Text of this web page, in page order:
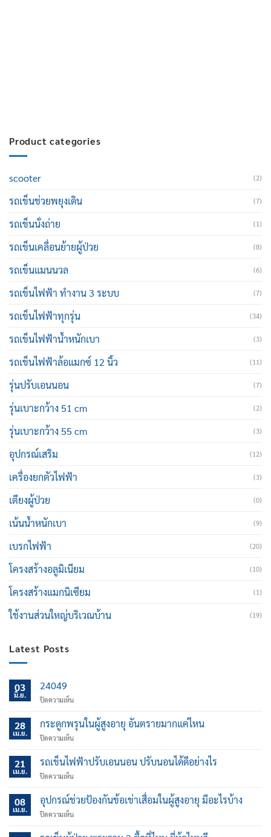
Product categories
scooter (2)
รถเข็นช่วยพยุงเดิน (7)
รถเข็นนั่งถ่าย (1)
รถเข็นเคลื่อนย้ายผู้ป่วย (8)
รถเข็นแมนนวล (6)
รถเข็นไฟฟ้า ทำงาน 3 ระบบ (7)
รถเข็นไฟฟ้าทุกรุ่น (34)
รถเข็นไฟฟ้าน้ำหนักเบา (3)
รถเข็นไฟฟ้าล้อแมกซ์ 12 นิ้ว (11)
รุ่นปรับเอนนอน (7)
รุ่นเบาะกว้าง 51 cm (2)
รุ่นเบาะกว้าง 55 cm (3)
อุปกรณ์เสริม (12)
เครื่องยกตัวไฟฟ้า (3)
เตียงผู้ป่วย (0)
เน้นน้ำหนักเบา (9)
เบรกไฟฟ้า (20)
โครงสร้างอลูมิเนียม (10)
โครงสร้างแมกนิเซียม (1)
ใช้งานส่วนใหญ่บริเวณบ้าน (19)
Latest Posts
03
มิ.ย.
24049
ปิดความเห็นบน
28
เม.ย.
กระดูกพรุนในผู้สูงอายุ อันตรายมากแค่ไหน
ปิดความเห็นบน
พรุน
ใน
ผู้
อายุ
มาก
21
เม.ย.
รถเข็นไฟฟ้าปรับเอนนอน ปรับนอนได้ดีอย่างไร
ปิดความเห็นบน
เข็น
ไฟฟ้า
ปรับ
08
เม.ย.
อุปกรณ์ช่วยป้องกันข้อเข่าเสื่อมในผู้สูงอายุ มีอะไรบ้าง
ปิดความเห็นบน
ช่วย